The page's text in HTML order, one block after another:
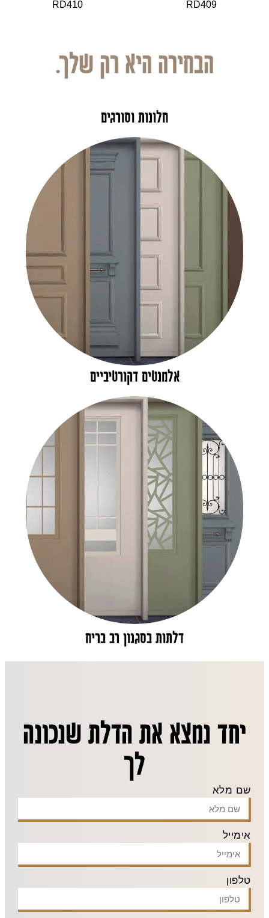
RD409
RD410
הבחירה היא רק שלך.
חלונות וסורגים
אלמנטים דקורטיביים
דלתות בסגנון רב בריח
יחד נמצא את הדלת שנכונה
לך
שם מלא
אימייל
טלפון